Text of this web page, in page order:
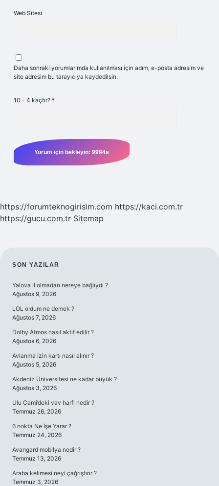
Web Sitesi
Daha sonraki yorumlarımda kullanılması için adım, e-posta adresim ve
site adresim bu tarayıcıya kaydedilsin.
10 - 4 kaçtır? *
https://forumteknogirisim.com https://kaci.com.tr
https://gucu.com.tr Sitemap
SIDEBAR
SON YAZILAR
Yalova il olmadan nereye bağlıydı ?
Ağustos 9, 2026
LOL oldum ne demek ?
Ağustos 7, 2026
Dolby Atmos nasıl aktif edilir ?
Ağustos 6, 2026
Avlanma izin kartı nasıl alınır ?
Ağustos 5, 2026
Akdeniz Üniversitesi ne kadar büyük ?
Ağustos 3, 2026
Ulu Cami’deki vav harfi nedir ?
Temmuz 26, 2026
6 nokta Ne İşe Yarar ?
Temmuz 24, 2026
Avangard mobilya nedir ?
Temmuz 13, 2026
Araba kelimesi neyi çağrıştırır ?
Temmuz 3, 2026